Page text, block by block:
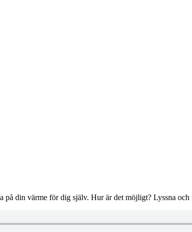
på din värme för dig själv. Hur är det möjligt? Lyssna och